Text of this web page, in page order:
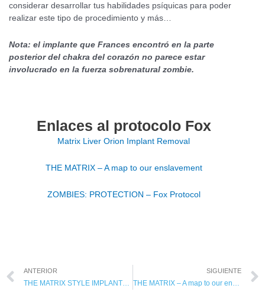
considerar desarrollar tus habilidades psíquicas para poder
realizar este tipo de procedimiento y más…
Nota: el implante que Frances encontró en la parte
posterior del chakra del corazón no parece estar
involucrado en la fuerza sobrenatural zombie.
Enlaces al protocolo Fox
Matrix Liver Orion Implant Removal
THE MATRIX – A map to our enslavement
ZOMBIES: PROTECTION – Fox Protocol
ANTERIOR
THE MATRIX STYLE IMPLANTS OF MINDSTRINGS
SIGUIENTE
THE MATRIX – A map to our enslavement